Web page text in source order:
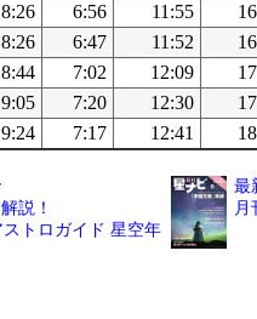
6:56 11:55
6:47 11:52
7:02 12:09
7:20 12:30
7:17 12:41
説！
トロガイド 星空年
最
月